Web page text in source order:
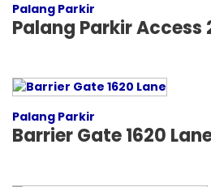
Palang Parkir
Palang Parkir Access
Palang Parkir
Barrier Gate 1620